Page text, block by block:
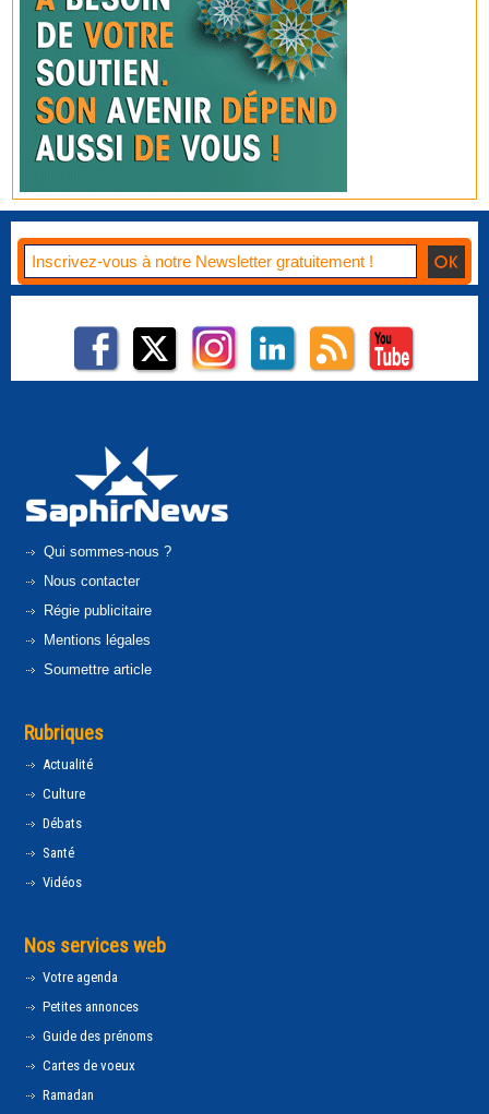
Qui sommes-nous ?
Nous contacter
Régie publicitaire
Mentions légales
Soumettre article
Rubriques
Actualité
Culture
Débats
Santé
Vidéos
Nos services web
Votre agenda
Petites annonces
Guide des prénoms
Cartes de voeux
Ramadan